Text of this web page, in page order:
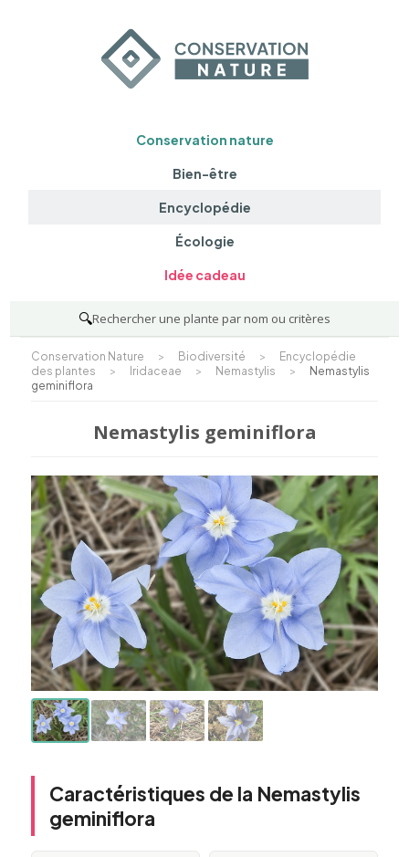
Conservation nature
Bien-être
Encyclopédie
Écologie
Idée cadeau
🔍Rechercher une plante par nom ou critères
Conservation Nature > Biodiversité >
Encyclopédie
des plantes
> Iridaceae > Nemastylis >
Nemastylis
geminiflora
Nemastylis geminiflora
Caractéristiques de la Nemastylis
geminiflora